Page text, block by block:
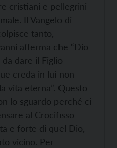
cristiani e pellegrini
Il Vangelo di
tanto,
afferma che “Dio
dare il Figlio
creda in lui non
vita eterna”. Questo
lo sguardo perché ci
al Crocifisso
e forte di quel Dio,
vicino. Per